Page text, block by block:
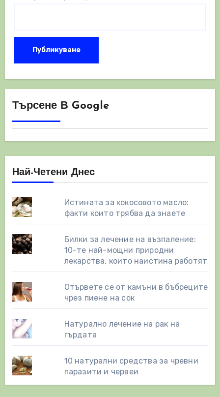
Търсене В Google
Най-Четени Днес
Истината за кокосовото масло:
факти които трябва да знаете
Билки за лечение на възпаление:
10-те най-мощни природни
лекарства, които наистина работят
Отървете се от камъни в бъбреците
чрез пиене на сок
Натурално лечение на рак на
гърдата
10 натурални средства за чревни
паразити и червеи